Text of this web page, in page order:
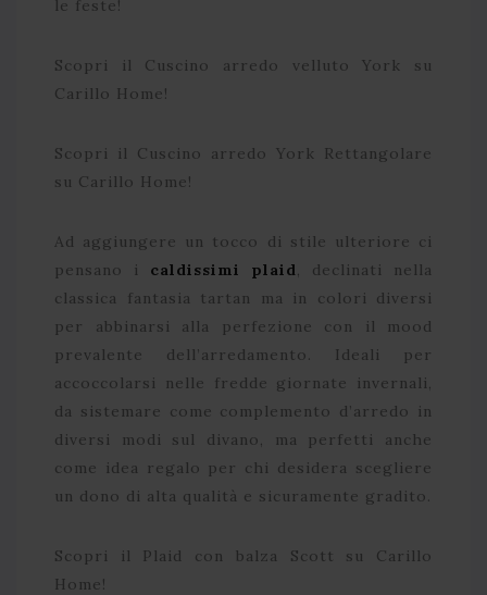
le feste!
Scopri il Cuscino arredo velluto York su
Carillo Home!
Scopri il Cuscino arredo York Rettangolare
su Carillo Home!
Ad aggiungere un tocco di stile ulteriore ci
pensano i caldissimi plaid, declinati nella
classica fantasia tartan ma in colori diversi
per abbinarsi alla perfezione con il mood
prevalente dell’arredamento. Ideali per
accoccolarsi nelle fredde giornate invernali,
da sistemare come complemento d’arredo in
diversi modi sul divano, ma perfetti anche
come idea regalo per chi desidera scegliere
un dono di alta qualità e sicuramente gradito.
Scopri il Plaid con balza Scott su Carillo
Home!